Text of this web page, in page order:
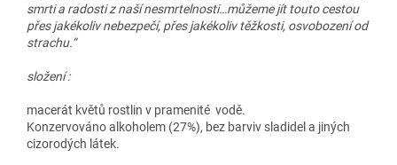
smrti a radosti z naší nesmrtelnosti…můžeme jít touto cestou
přes jakékoliv nebezpečí, přes jakékoliv těžkosti, osvobození od
strachu.“
složení :
macerát květů rostlin v pramenité vodě.
Konzervováno alkoholem (27%), bez barviv sladidel a jiných
cizorodých látek.